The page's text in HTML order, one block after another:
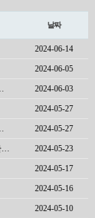
날짜
2024-06-14
2024-06-05
2024-06-03
2024-05-27
2024-05-27
… 2024-05-23
2024-05-17
2024-05-16
2024-05-10